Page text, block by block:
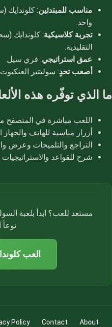
مناسب للمبتدئين: كلوندايك
واحد.
تجربة كلاسيكية: كلوندايك
التقليدية.
عمق استراتيجي: فري سيل.
أصعب تحدٍ: سوليتير
ما الذي توفّره هذه
اللعب مباشرة في المتصفح
أزرار مناسبة للهاتف والجهاز
التراجع والتلميحات وعرض
شرح للقواعد
مستعد للعب؟ ابدأ بلعبة
نوعاً
العب
About
Contact
Policy